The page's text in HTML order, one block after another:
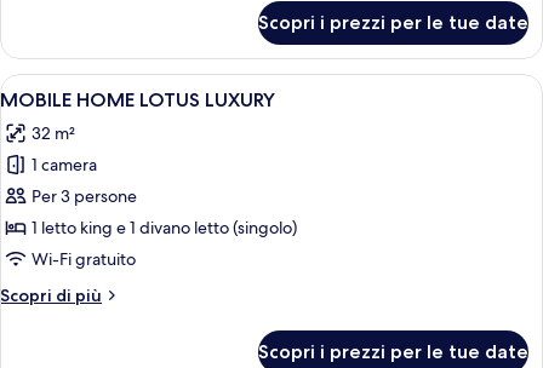
HOME
AGAVA
PREMIUM
Scopri i prezzi per le tue date
Apri
tutte
le
foto
per
MOBILE
HOME
LUXURY
Patio moderno all'aperto con
9
MOBILE HOME LOTUS LUXURY
32 m²
1 camera
Per 3 persone
1 letto king e 1 divano letto (singolo)
Wi-Fi gratuito
Scopri di più
Altri
Scopri i prezzi per le tue date